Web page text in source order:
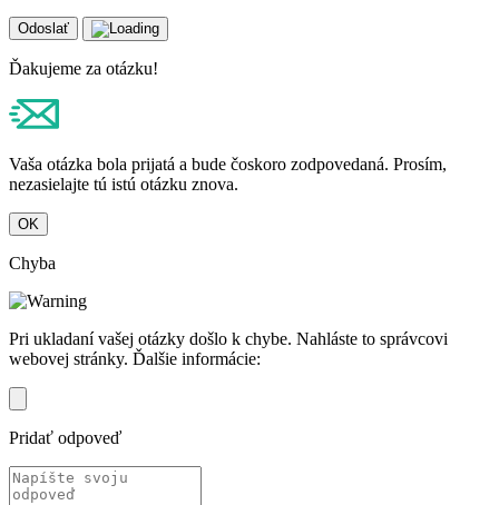
Odoslať
Ďakujeme za otázku!
Vaša otázka bola prijatá a bude čoskoro zodpovedaná. Prosím,
nezasielajte tú istú otázku znova.
OK
Chyba
Pri ukladaní vašej otázky došlo k chybe. Nahláste to správcovi
webovej stránky. Ďalšie informácie:
Pridať odpoveď